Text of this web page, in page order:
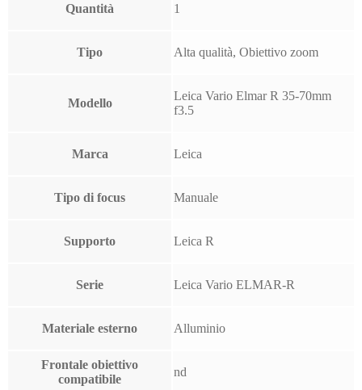
Quantità 1
Tipo Alta qualità, Obiettivo zoom
Modello
Leica Vario Elmar R 35-70mm
f3.5
Marca Leica
Tipo di focus Manuale
Supporto Leica R
Serie Leica Vario ELMAR-R
Materiale esterno Alluminio
Frontale obiettivo
compatibile
nd